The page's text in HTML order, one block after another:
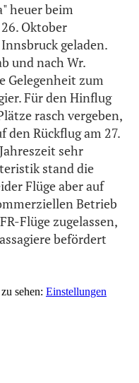
heuer beim
Oktober
geladen.
und nach Wr.
Gelegenheit zum
Für den Hinflug
rasch vergeben,
den Rückflug am 27.
sehr
stand die
Flüge aber auf
Betrieb
Flüge zugelassen,
befördert